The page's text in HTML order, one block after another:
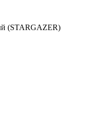
(STARGAZER)